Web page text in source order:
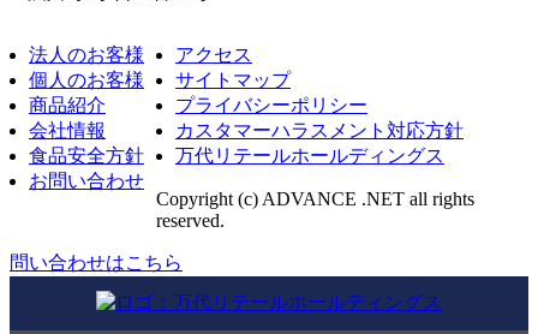
法人のお客様
個人のお客様
商品紹介
会社情報
食品安全方針
お問い合わせ
アクセス
サイトマップ
プライバシーポリシー
カスタマーハラスメント対応方針
万代リテールホールディングス
Copyright (c) ADVANCE .NET all rights
reserved.
問い合わせはこちら